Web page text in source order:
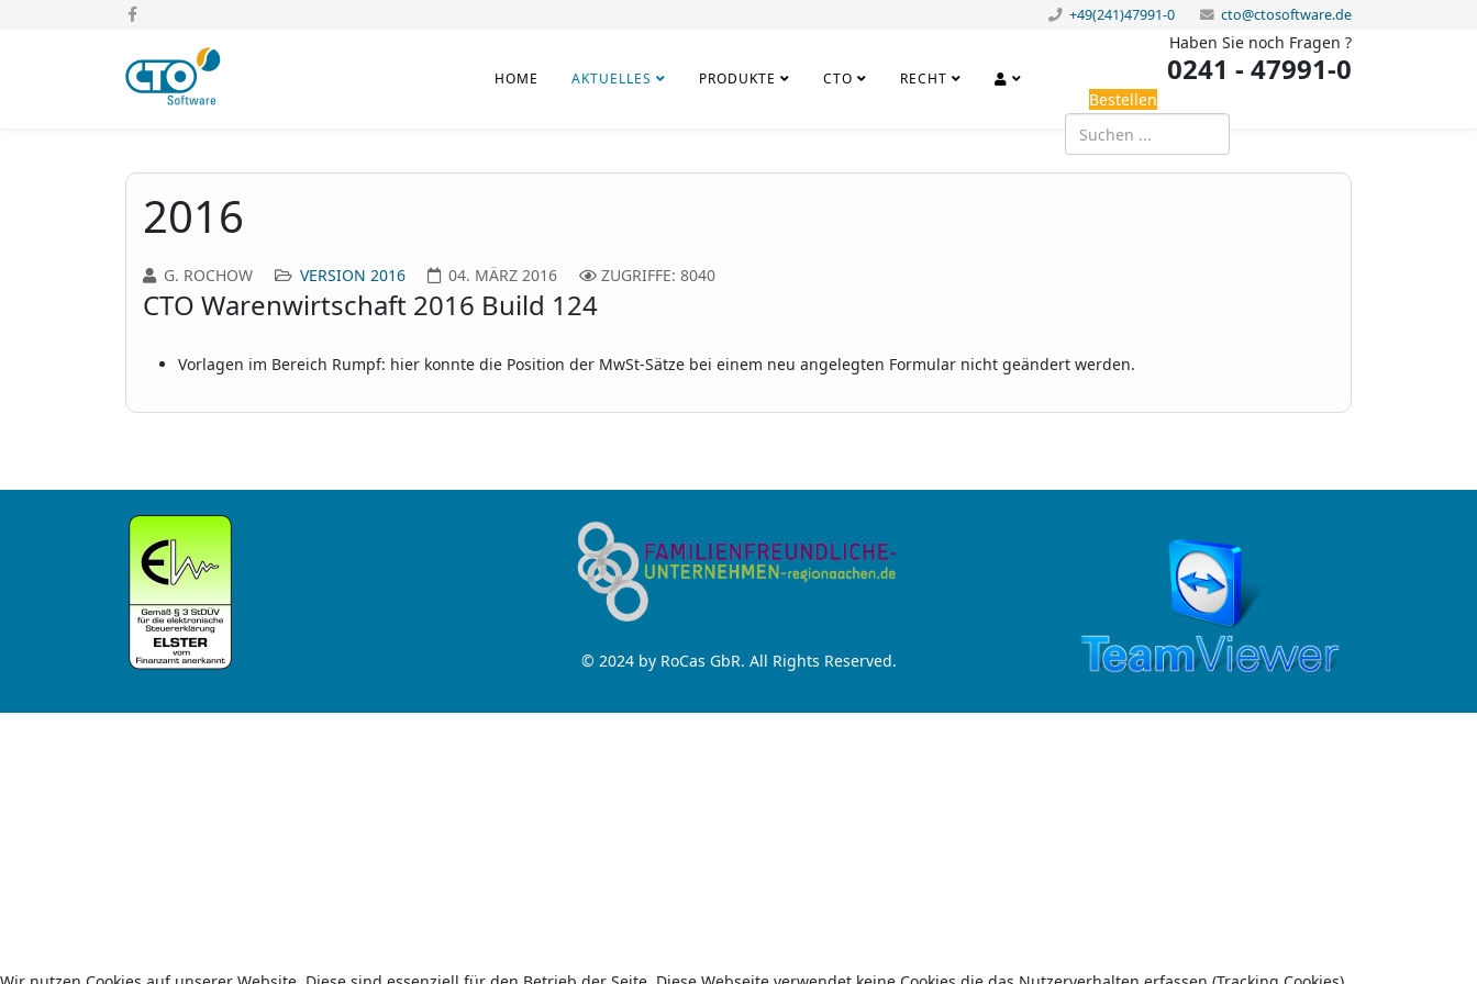
+49(241)47991-0 cto@ctosoftware.de
HOME AKTUELLES PRODUKTE CTO RECHT
Haben Sie noch Fragen ?
0241 - 47991-0
Bestellen
2016
G. ROCHOW VERSION 2016 04. MÄRZ 2016 ZUGRIFFE: 8040
CTO Warenwirtschaft 2016 Build 124
Vorlagen im Bereich Rumpf: hier konnte die Position der MwSt-Sätze bei einem neu angelegten Formular nicht geändert werden.
© 2024 by RoCas GbR. All Rights Reserved.